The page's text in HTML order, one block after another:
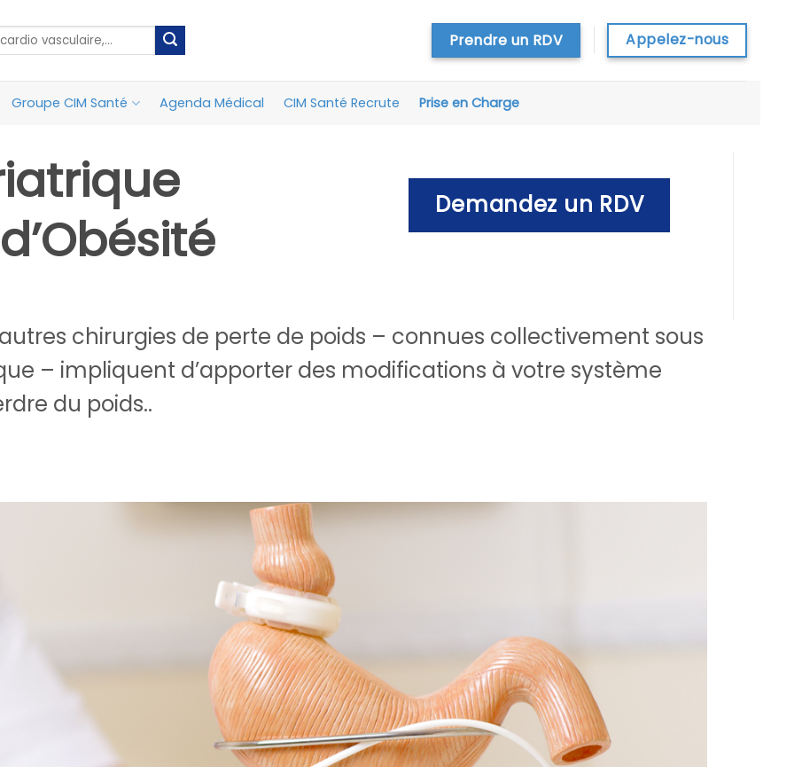
Prendre un RDV Appelez-nous
Groupe CIM Santé Agenda Médical CIM Santé Recrute Prise en Charge
Demandez un RDV
chirurgies de perte de poids – connues collectivement sous
– impliquent d’apporter des modifications à votre système
du poids..